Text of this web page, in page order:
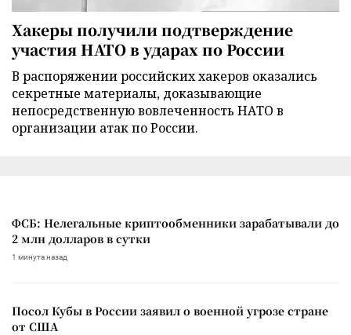
Хакеры получили подтверждение
участия НАТО в ударах по России
В распоряжении российских хакеров оказались
секретные материалы, доказывающие
непосредственную вовлеченность НАТО в
организации атак по России.
ФСБ: Нелегальные криптообменники зарабатывали до
2 млн долларов в сутки
1 минута назад
Посол Кубы в России заявил о военной угрозе стране
от США